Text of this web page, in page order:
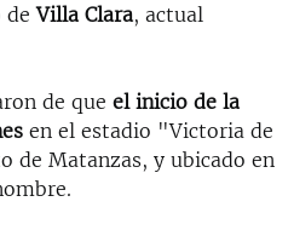
deVilla Clara, actual
de que el inicio de la
en el estadio "Victoria de
de Matanzas, y ubicado en